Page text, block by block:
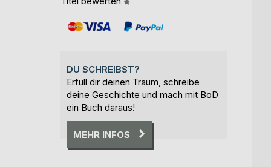
DU SCHREIBST?
Erfüll dir deinen Traum, schreibe
deine Geschichte und mach mit BoD
ein Buch daraus!
MEHR INFOS